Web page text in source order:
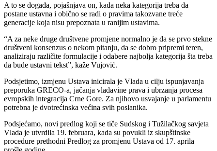
A to se događa, pojašnjava on, kada neka kategorija treba da
postane ustavna i obično se radi o pravima takozvane treće
generacije koja nisu prepoznata u ranijim ustavima.
“A za neke druge društvene promjene normalno je da se prvo stekne
društveni konsenzus o nekom pitanju, da se dobro pripremi teren,
analiziraju različite formulacije i odabere najbolja kategorija šta treba
da bude ustavni tekst”, kaže Vujović.
Podsjetimo, izmjenu Ustava inicirala je Vlada u cilju ispunjavanja
preporuka GRECO-a, jačanja vladavine prava i ubrzanja procesa
evropskih integracija Crne Gore. Za njihovo usvajanje u parlamentu
potrebna je dvotrećinska većina svih poslanika.
Podsjećamo, novi predlog koji se tiče Sudskog i Tužilačkog savjeta
Vlada je utvrdila 19. februara, kada su povukli iz skupštinske
procedure prethodni Predlog za promjenu Ustava od 17. aprila